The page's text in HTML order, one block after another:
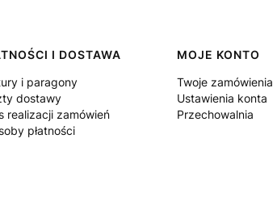
I DOSTAWA
i paragony
dostawy
realizacji zamówień
płatności
MOJE KONTO
Twoje zamówienia
Ustawienia konta
Przechowalnia